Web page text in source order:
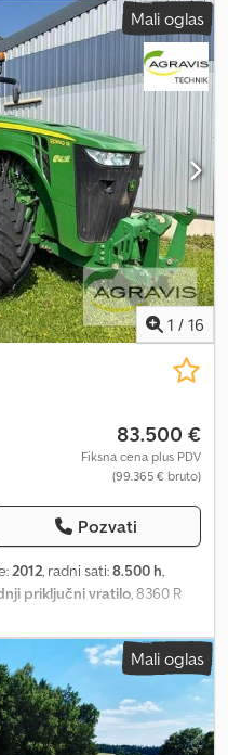
Mali oglas
1 / 16
83.500 €
Fiksna cena plus PDV
(99.365 € bruto)
Pozvati
2012, radni sati:8.500 h,
priključni vratilo , 8360 R
40 km/h 0030 Gume
0040 Gume
0050 Degenhardt
hidrauličnih upravljačkih
Ab Eerf 0070 Hidraulični
pritiska u zavisnosti od
Mali oglas